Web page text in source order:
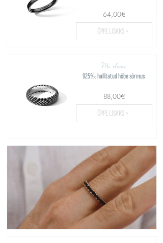
64,00€
ÕPPE LISAKS >
Me oleme
925‰ hallitatud hõbe sõrmus
88,00€
ÕPPE LISAKS >